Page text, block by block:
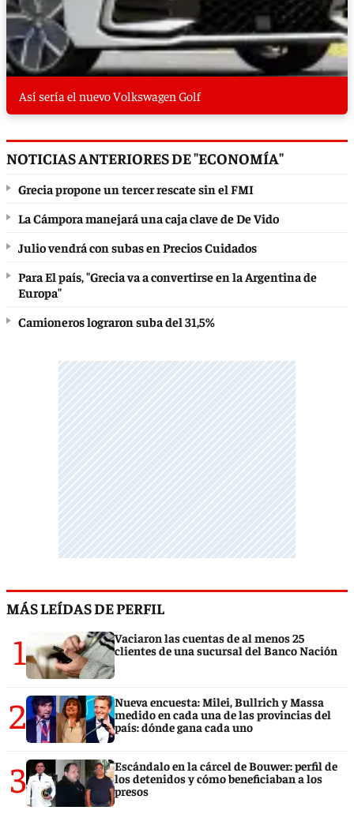
Así sería el nuevo Volkswagen Golf
NOTICIAS ANTERIORES DE "ECONOMÍA"
Grecia propone un tercer rescate sin el FMI
La Cámpora manejará una caja clave de De Vido
Julio vendrá con subas en Precios Cuidados
Para El país, "Grecia va a convertirse en la Argentina de
Europa"
Camioneros lograron suba del 31,5%
MÁS LEÍDAS DE PERFIL
1
Vaciaron las cuentas de al menos 25
clientes de una sucursal del Banco Nación
2
Nueva encuesta: Milei, Bullrich y Massa
medido en cada una de las provincias del
país: dónde gana cada uno
3
Escándalo en la cárcel de Bouwer: perfil de
los detenidos y cómo beneficiaban a los
presos